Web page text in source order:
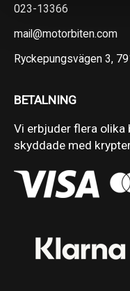
023-13366
mail@motorbiten.com
Ryckepungsvägen 3,
BETALNING
Vi erbjuder flera olika
skyddade med